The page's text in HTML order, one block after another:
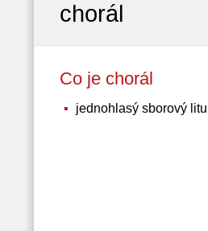
chorál
Co je chorál
jednohlasý sborový